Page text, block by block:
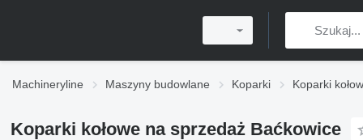
Machineryline Maszyny budowlane Koparki Koparki
Koparki kołowe na sprzedaż Baćkowice